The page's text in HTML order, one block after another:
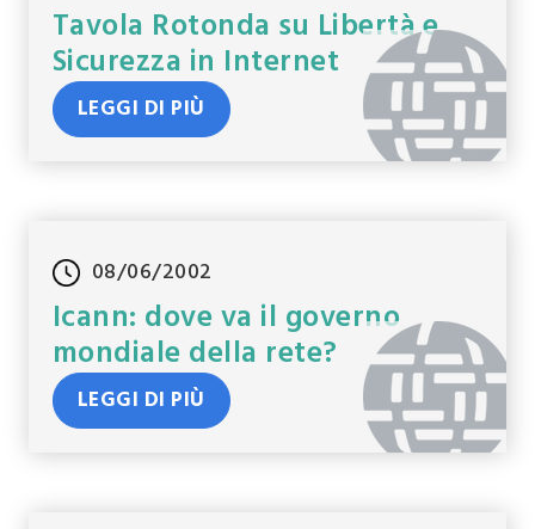
Tavola Rotonda su Libertà e
Sicurezza in Internet
LEGGI DI PIÙ
08/06/2002
Icann: dove va il governo
mondiale della rete?
LEGGI DI PIÙ